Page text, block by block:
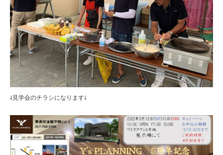
↓見学会のチラシになります↓